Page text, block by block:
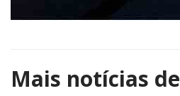
Mais notícias de